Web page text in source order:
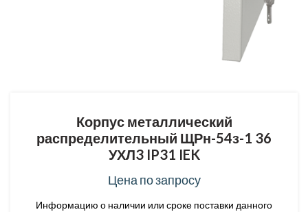
Корпус металлический
распределительный ЩРн-54з-1 36
УХЛ3 IP31 IEK
Цена по запросу
Информацию о наличии или сроке поставки данного